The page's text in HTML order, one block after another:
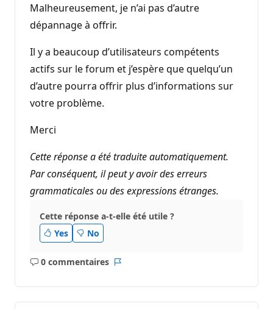
Malheureusement, je n’ai pas d’autre
dépannage à offrir.
Il y a beaucoup d’utilisateurs compétents
actifs sur le forum et j’espère que quelqu’un
d’autre pourra offrir plus d’informations sur
votre problème.
Merci
Cette réponse a été traduite automatiquement.
Par conséquent, il peut y avoir des erreurs
grammaticales ou des expressions étranges.
Cette réponse a-t-elle été utile ?
Yes
No
0 commentaires
Aucun